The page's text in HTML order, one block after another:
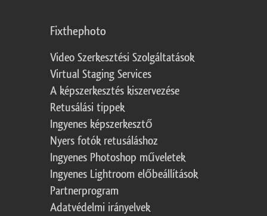
Fixthephoto
Video Szerkesztési Szolgáltatások
Virtual Staging Services
A képszerkesztés kiszervezése
Retusálási tippek
Ingyenes képszerkesztő
Nyers fotók retusáláshoz
Ingyenes Photoshop műveletek
Ingyenes Lightroom előbeállítások
Partnerprogram
Adatvédelmi irányelvek